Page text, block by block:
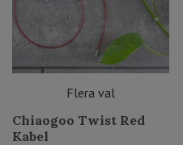
Flera val
Chiaogoo Twist Red
Kabel